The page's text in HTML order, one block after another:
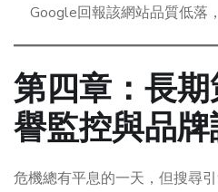
Google回報該網站品質低落
第四章：長
譽監控與品
危機總有平息的一天，但搜尋